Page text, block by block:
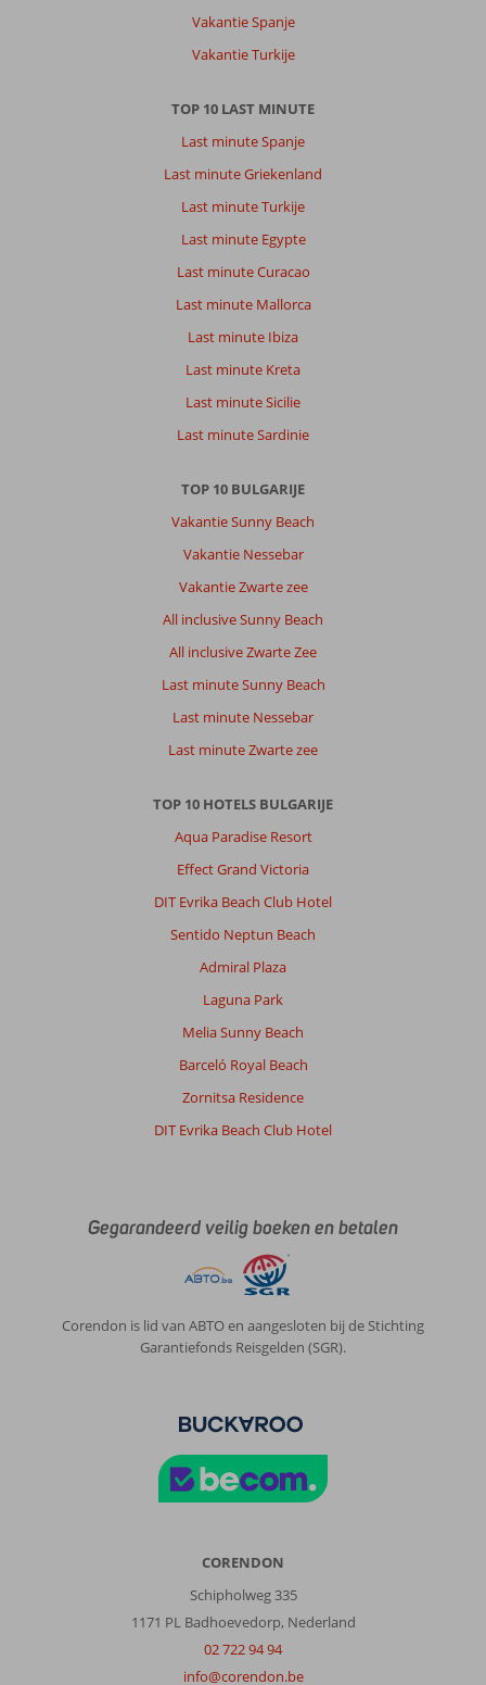
Vakantie Spanje
Vakantie Turkije
TOP 10 LAST MINUTE
Last minute Spanje
Last minute Griekenland
Last minute Turkije
Last minute Egypte
Last minute Curacao
Last minute Mallorca
Last minute Ibiza
Last minute Kreta
Last minute Sicilie
Last minute Sardinie
TOP 10 BULGARIJE
Vakantie Sunny Beach
Vakantie Nessebar
Vakantie Zwarte zee
All inclusive Sunny Beach
All inclusive Zwarte Zee
Last minute Sunny Beach
Last minute Nessebar
Last minute Zwarte zee
TOP 10 HOTELS BULGARIJE
Aqua Paradise Resort
Effect Grand Victoria
DIT Evrika Beach Club Hotel
Sentido Neptun Beach
Admiral Plaza
Laguna Park
Melia Sunny Beach
Barceló Royal Beach
Zornitsa Residence
DIT Evrika Beach Club Hotel
Gegarandeerd veilig boeken en betalen
Corendon is lid van ABTO en aangesloten bij de Stichting
Garantiefonds Reisgelden (SGR).
CORENDON
Schipholweg 335
1171 PL Badhoevedorp, Nederland
02 722 94 94
info@corendon.be